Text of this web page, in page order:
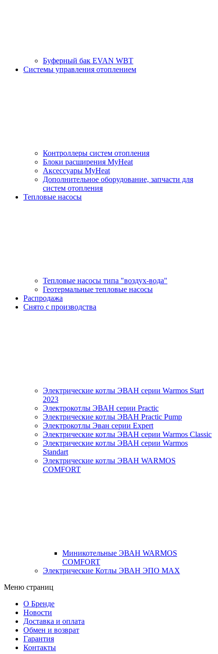
Буферный бак EVAN WBT
Системы управления отоплением
Контроллеры систем отопления
Блоки расширения MyHeat
Аксессуары MyHeat
Дополнительное оборудование, запчасти для
систем отопления
Тепловые насосы
Тепловые насосы типа "воздух-вода"
Геотермальные тепловые насосы
Распродажа
Снято с производства
Электрические котлы ЭВАН серии Warmos Start
2023
Электрокотлы ЭВАН серии Practic
Электрические котлы ЭВАН Practic Pump
Электрокотлы Эван серии Expert
Электрические котлы ЭВАН серии Warmos Classic
Электрические котлы ЭВАН серии Warmos
Standart
Электрические котлы ЭВАН WARMOS
COMFORT
Миникотельные ЭВАН WARMOS
COMFORT
Электрические Котлы ЭВАН ЭПО MAX
Меню страниц
О Бренде
Новости
Доставка и оплата
Обмен и возврат
Гарантия
Контакты